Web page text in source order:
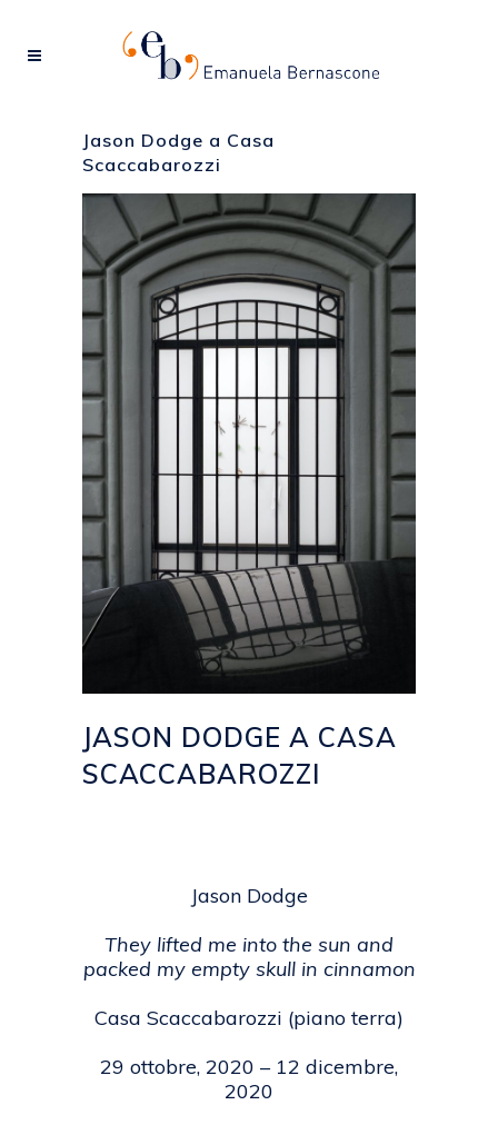
Jason Dodge a Casa
Scaccabarozzi
JASON DODGE A CASA
SCACCABAROZZI
Jason Dodge
They lifted me into the sun and
packed my empty skull in cinnamon
Casa Scaccabarozzi (piano terra)
29 ottobre, 2020 – 12 dicembre,
2020